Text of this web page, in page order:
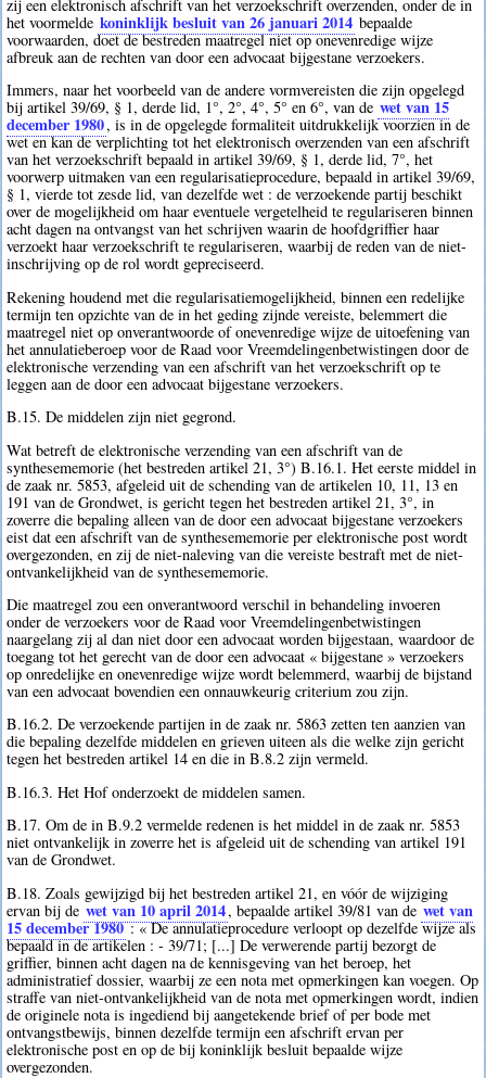
zij een elektronisch afschrift van het verzoekschrift overzenden, onder de in
het voormelde koninklijk besluit van 26 januari 2014 bepaalde
voorwaarden, doet de bestreden maatregel niet op onevenredige wijze
afbreuk aan de rechten van door een advocaat bijgestane verzoekers.
Immers, naar het voorbeeld van de andere vormvereisten die zijn opgelegd
bij artikel 39/69, § 1, derde lid, 1°, 2°, 4°, 5° en 6°, van de wet van 15
december 1980, is in de opgelegde formaliteit uitdrukkelijk voorzien in de
wet en kan de verplichting tot het elektronisch overzenden van een afschrift
van het verzoekschrift bepaald in artikel 39/69, § 1, derde lid, 7°, het
voorwerp uitmaken van een regularisatieprocedure, bepaald in artikel 39/69,
§ 1, vierde tot zesde lid, van dezelfde wet : de verzoekende partij beschikt
over de mogelijkheid om haar eventuele vergetelheid te regulariseren binnen
acht dagen na ontvangst van het schrijven waarin de hoofdgriffier haar
verzoekt haar verzoekschrift te regulariseren, waarbij de reden van de niet-
inschrijving op de rol wordt gepreciseerd.
Rekening houdend met die regularisatiemogelijkheid, binnen een redelijke
termijn ten opzichte van de in het geding zijnde vereiste, belemmert die
maatregel niet op onverantwoorde of onevenredige wijze de uitoefening van
het annulatieberoep voor de Raad voor Vreemdelingenbetwistingen door de
elektronische verzending van een afschrift van het verzoekschrift op te
leggen aan de door een advocaat bijgestane verzoekers.
B.15. De middelen zijn niet gegrond.
Wat betreft de elektronische verzending van een afschrift van de
synthesememorie (het bestreden artikel 21, 3°) B.16.1. Het eerste middel in
de zaak nr. 5853, afgeleid uit de schending van de artikelen 10, 11, 13 en
191 van de Grondwet, is gericht tegen het bestreden artikel 21, 3°, in
zoverre die bepaling alleen van de door een advocaat bijgestane verzoekers
eist dat een afschrift van de synthesememorie per elektronische post wordt
overgezonden, en zij de niet-naleving van die vereiste bestraft met de niet-
ontvankelijkheid van de synthesememorie.
Die maatregel zou een onverantwoord verschil in behandeling invoeren
onder de verzoekers voor de Raad voor Vreemdelingenbetwistingen
naargelang zij al dan niet door een advocaat worden bijgestaan, waardoor de
toegang tot het gerecht van de door een advocaat « bijgestane » verzoekers
op onredelijke en onevenredige wijze wordt belemmerd, waarbij de bijstand
van een advocaat bovendien een onnauwkeurig criterium zou zijn.
B.16.2. De verzoekende partijen in de zaak nr. 5863 zetten ten aanzien van
die bepaling dezelfde middelen en grieven uiteen als die welke zijn gericht
tegen het bestreden artikel 14 en die in B.8.2 zijn vermeld.
B.16.3. Het Hof onderzoekt de middelen samen.
B.17. Om de in B.9.2 vermelde redenen is het middel in de zaak nr. 5853
niet ontvankelijk in zoverre het is afgeleid uit de schending van artikel 191
van de Grondwet.
B.18. Zoals gewijzigd bij het bestreden artikel 21, en vóór de wijziging
ervan bij de wet van 10 april 2014, bepaalde artikel 39/81 van de wet van
15 december 1980: « De annulatieprocedure verloopt op dezelfde wijze als
bepaald in de artikelen : - 39/71; [...] De verwerende partij bezorgt de
griffier, binnen acht dagen na de kennisgeving van het beroep, het
administratief dossier, waarbij ze een nota met opmerkingen kan voegen. Op
straffe van niet-ontvankelijkheid van de nota met opmerkingen wordt, indien
de originele nota is ingediend bij aangetekende brief of per bode met
ontvangstbewijs, binnen dezelfde termijn een afschrift ervan per
elektronische post en op de bij koninklijk besluit bepaalde wijze
overgezonden.